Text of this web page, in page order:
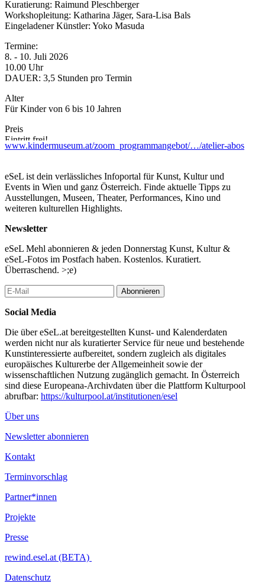
Kuratierung: Raimund Pleschberger
Workshopleitung: Katharina Jäger, Sara-Lisa Bals
Eingeladener Künstler: Yoko Masuda
Termine:
8. - 10. Juli 2026
10.00 Uhr
DAUER: 3,5 Stunden pro Termin
Alter
Für Kinder von 6 bis 10 Jahren
Preis
Eintritt frei!
...Mehr lesen
www.kindermuseum.at/zoom_programmangebot/…/atelier-abos
eSeL ist dein verlässliches Infoportal für Kunst, Kultur und
Events in Wien und ganz Österreich. Finde aktuelle Tipps zu
Ausstellungen, Museen, Theater, Performances, Kino und
weiteren kulturellen Highlights.
Newsletter
eSeL Mehl abonnieren & jeden Donnerstag Kunst, Kultur &
eSeL-Fotos im Postfach haben. Kostenlos. Kuratiert.
Überraschend. >;e)
Abonnieren
Social Media
Die über eSeL.at bereitgestellten Kunst- und Kalenderdaten
werden nicht nur als kuratierter Service für neue und bestehende
Kunstinteressierte aufbereitet, sondern zugleich als digitales
europäisches Kulturerbe der Allgemeinheit sowie der
wissenschaftlichen Nutzung zugänglich gemacht. In Österreich
sind diese Europeana-Archivdaten über die Plattform Kulturpool
abrufbar: https://kulturpool.at/institutionen/esel
Über uns
Newsletter abonnieren
Kontakt
Terminvorschlag
Partner*innen
Projekte
Presse
rewind.esel.at (BETA)
Datenschutz